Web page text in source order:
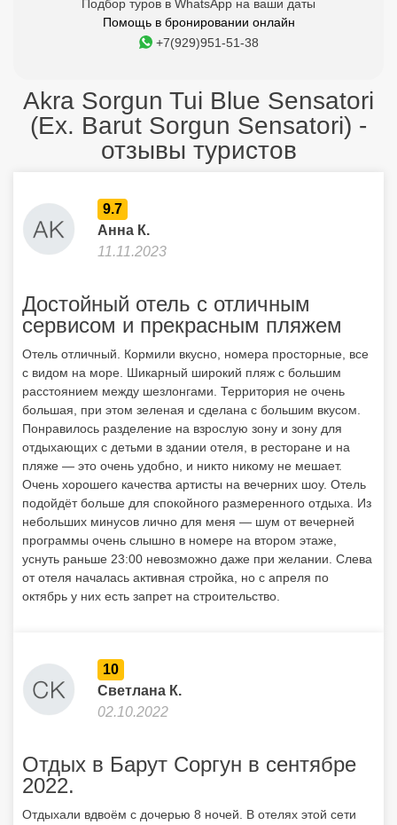
Подбор туров в WhatsApp на ваши даты
Помощь в бронировании онлайн
+7(929)951-51-38
Akra Sorgun Tui Blue Sensatori
(Ex. Barut Sorgun Sensatori) -
отзывы туристов
9.7
Анна К.
11.11.2023
Достойный отель с отличным
сервисом и прекрасным пляжем
Отель отличный. Кормили вкусно, номера просторные, все
с видом на море. Шикарный широкий пляж с большим
расстоянием между шезлонгами. Территория не очень
большая, при этом зеленая и сделана с большим вкусом.
Понравилось разделение на взрослую зону и зону для
отдыхающих с детьми в здании отеля, в ресторане и на
пляже — это очень удобно, и никто никому не мешает.
Очень хорошего качества артисты на вечерних шоу. Отель
подойдёт больше для спокойного размеренного отдыха. Из
небольших минусов лично для меня — шум от вечерней
программы очень слышно в номере на втором этаже,
уснуть раньше 23:00 невозможно даже при желании. Слева
от отеля началась активная стройка, но с апреля по
октябрь у них есть запрет на строительство.
10
Светлана К.
02.10.2022
Отдых в Барут Соргун в сентябре
2022.
Отдыхали вдвоём с дочерью 8 ночей. В отелях этой сети